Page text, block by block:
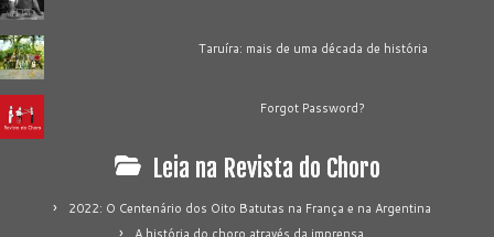
Taruíra: mais de uma década de história
Forgot Password?
Leia na Revista do Choro
2022: O Centenário dos Oito Batutas na França e na Argentina
A história do choro através da imprensa